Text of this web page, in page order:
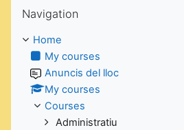
Navigation
Home
My courses
Anuncis del lloc
My courses
Courses
Administratiu